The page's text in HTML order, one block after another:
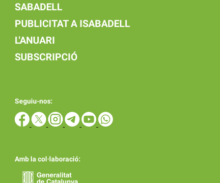
SABADELL
PUBLICITAT A ISABADELL
L'ANUARI
SUBSCRIPCIÓ
Seguiu-nos:
Amb la col·laboració: